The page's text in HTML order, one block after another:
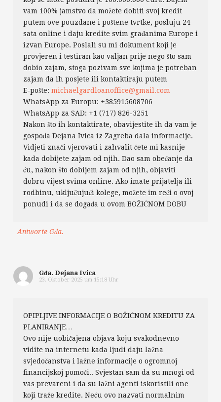
vam 100% jamstvo da možete dobiti svoj kredit
putem ove pouzdane i poštene tvrtke, posluju 24
sata online i daju kredite svim građanima Europe i
izvan Europe. Poslali su mi dokument koji je
provjeren i testiran kao valjan prije nego što sam
dobio zajam, stoga pozivam sve kojima je potreban
zajam da ih posjete ili kontaktiraju putem
E-pošte: michaelgardloanoffice@gmail.com
WhatsApp za Europu: +385915608706
WhatsApp za SAD: +1 (717) 826-3251
Nakon što ih kontaktirate, obavijestite ih da vam je
gospođa Dejana Ivica iz Zagreba dala informacije.
Vidjeti znači vjerovati i zahvalit ćete mi kasnije
kada dobijete zajam od njih. Dao sam obećanje da
ću, nakon što dobijem zajam od njih, objaviti
dobru vijest svima online. Ako imate prijatelja ili
rodbinu, uključujući kolege, možete im reći o ovoj
ponudi i da se događa u ovom BOŽIĆNOM DOBU
Antworte Gđa.
Gđa. Dejana Ivica
23. Oktober 2025 um 15:18 Uhr
OPIPLJIVE INFORMACIJE O BOŽIĆNOM KREDITU ZA
PLANIRANJE…
Ovo nije uobičajena objava koju svakodnevno
vidite na internetu kada ljudi daju lažna
svjedočanstva i lažne informacije o ogromnoj
financijskoj pomoći.. Svjestan sam da su mnogi od
vas prevareni i da su lažni agenti iskoristili one
koji traže kredite. Neću ovo nazvati normalnim